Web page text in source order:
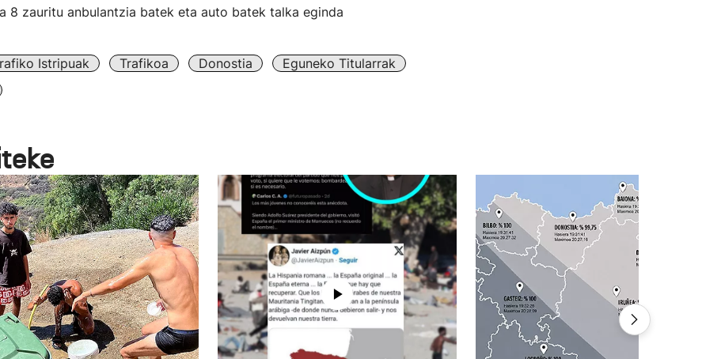
8 zauritu anbulantzia batek eta auto batek talka eginda
Istripuak Trafikoa Donostia
Eguneko Titularrak